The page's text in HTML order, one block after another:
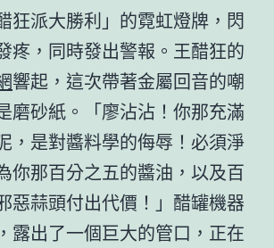
狂派大勝利」的霓虹燈牌，閃
疼，同時發出警報。王醋狂的
響起，這次帶著金屬回音的嘲
磨砂紙。「廖沾沾！你那充滿
，是對醬料學的侮辱！必須淨
你那百分之五的醬油，以及百
惡蒜頭付出代價！」醋罐機器
露出了一個巨大的管口，正在